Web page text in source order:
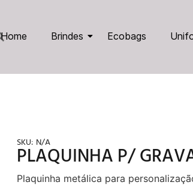
Home Brindes Ecobags
SKU: N/A
PLAQUINHA P/
Plaquinha metálica para